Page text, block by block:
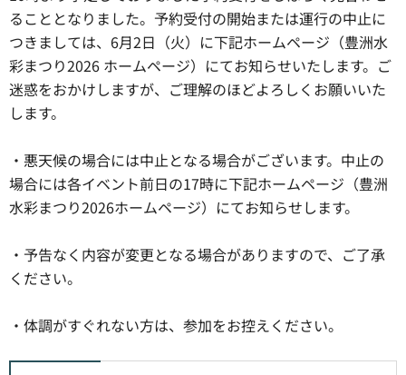
ることとなりました。予約受付の開始または運行の中止に
つきましては、6月2日（火）に下記ホームページ（豊洲水
彩まつり2026 ホームページ）にてお知らせいたします。ご
迷惑をおかけしますが、ご理解のほどよろしくお願いいた
します。
・悪天候の場合には中止となる場合がございます。中止の
場合には各イベント前日の17時に下記ホームページ（豊洲
水彩まつり2026ホームページ）にてお知らせします。
・予告なく内容が変更となる場合がありますので、ご了承
ください。
・体調がすぐれない方は、参加をお控えください。